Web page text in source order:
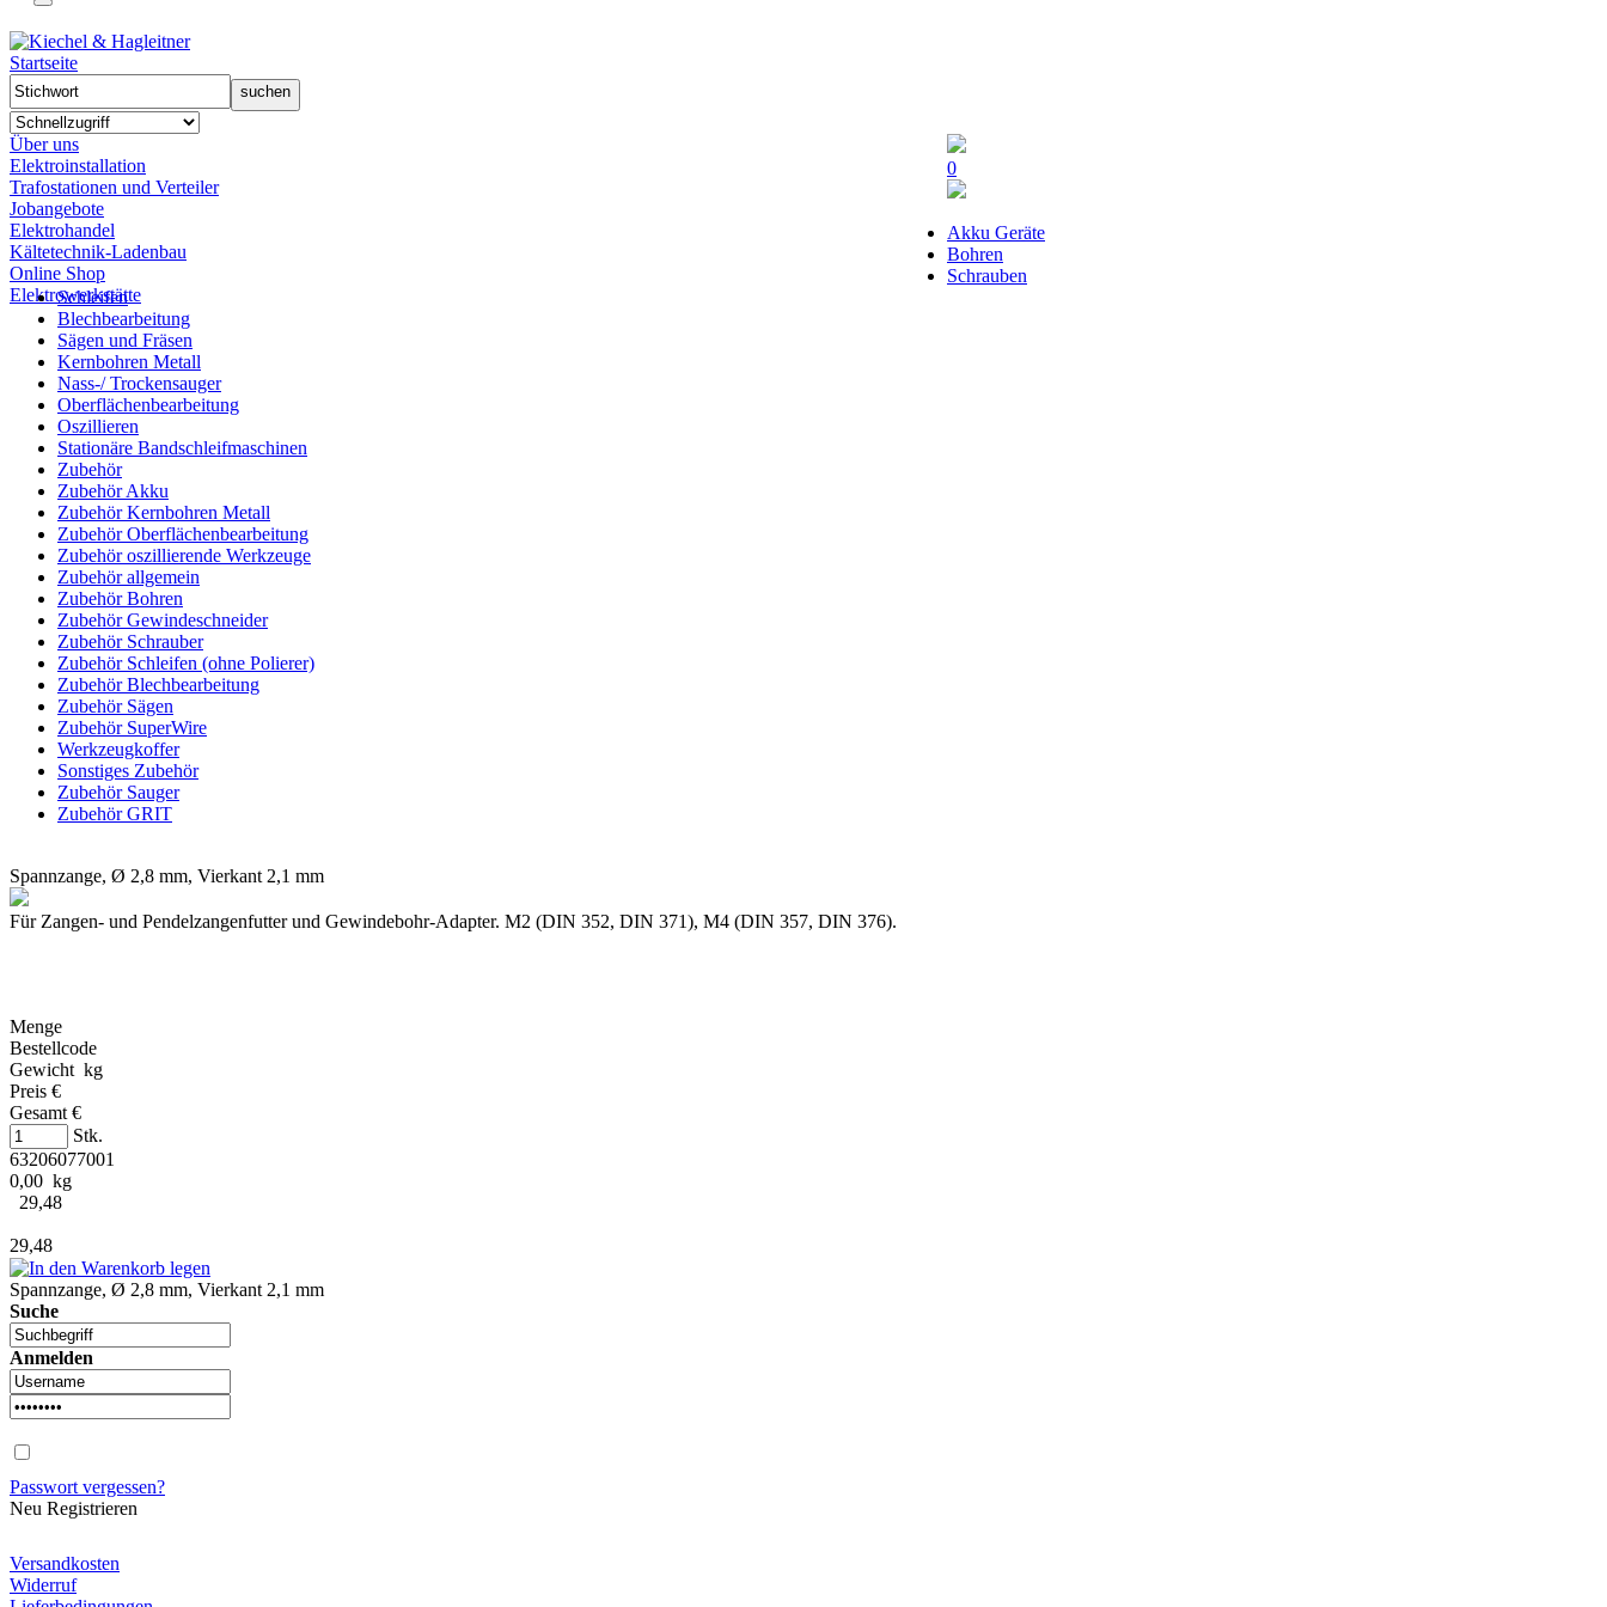
Startseite
Über uns
Elektroinstallation
Trafostationen und Verteiler
Jobangebote
Elektrohandel
Kältetechnik-Ladenbau
Online Shop
Elektrowerkstätte
0
Akku Geräte
Bohren
Schrauben
Schleifen
Blechbearbeitung
Sägen und Fräsen
Kernbohren Metall
Nass-/ Trockensauger
Oberflächenbearbeitung
Oszillieren
Stationäre Bandschleifmaschinen
Zubehör
Zubehör Akku
Zubehör Kernbohren Metall
Zubehör Oberflächenbearbeitung
Zubehör oszillierende Werkzeuge
Zubehör allgemein
Zubehör Bohren
Zubehör Gewindeschneider
Zubehör Schrauber
Zubehör Schleifen (ohne Polierer)
Zubehör Blechbearbeitung
Zubehör Sägen
Zubehör SuperWire
Werkzeugkoffer
Sonstiges Zubehör
Zubehör Sauger
Zubehör GRIT
Spannzange, Ø 2,8 mm, Vierkant 2,1 mm
Für Zangen- und Pendelzangenfutter und Gewindebohr-Adapter. M2 (DIN 352, DIN 371), M4 (DIN 357, DIN 376).
Menge
Bestellcode
Gewicht kg
Preis €
Gesamt €
Stk.
63206077001
0,00 kg
29,48
29,48
Spannzange, Ø 2,8 mm, Vierkant 2,1 mm
Suche
Anmelden
Passwort vergessen?
Neu Registrieren
Versandkosten
Widerruf